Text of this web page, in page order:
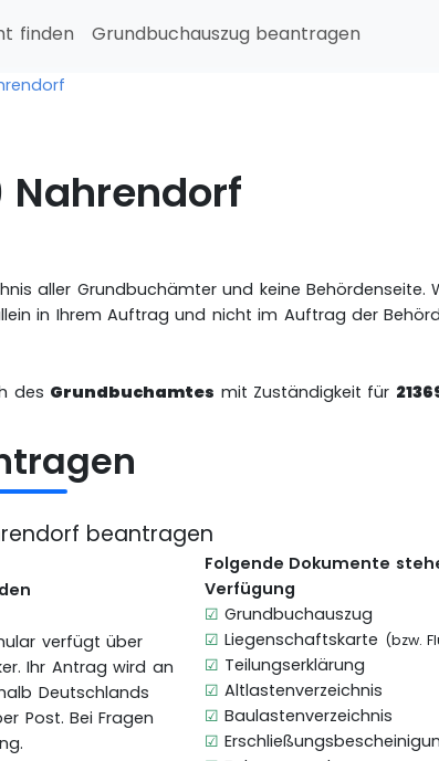
finden Grundbuchauszug beantragen
Nahrendorf
aller Grundbuchämter und keine Behördenseite.
in Ihrem Auftrag und nicht im Auftrag der
des Grundbuchamtes mit Zuständigkeit für
beantragen
verfügt über
Ihr Antrag wird an
Deutschlands
Post. Bei Fragen
Folgende Dokumente
Verfügung
☑Grundbuchauszug
☑Liegenschaftskarte (bzw.
☑ Teilungserklärung
☑Altlastenverzeichnis
☑Baulastenverzeichnis
☑